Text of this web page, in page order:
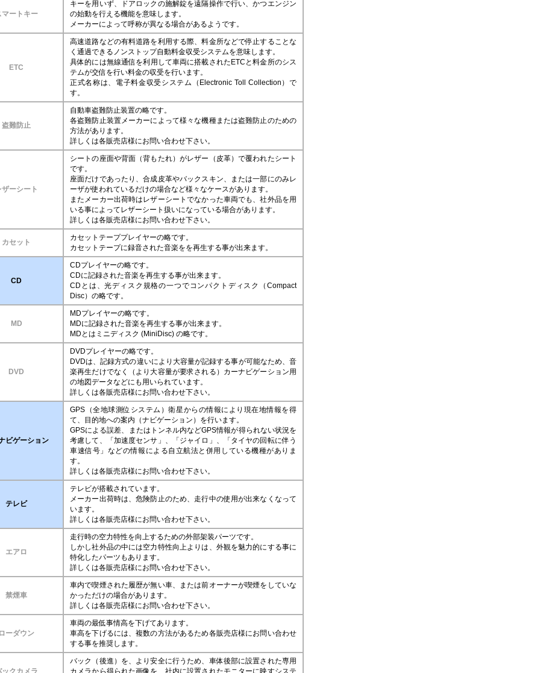
マートキー
キーを用いず、ドアロックの施解錠を遠隔操作で行い、かつエンジン
の始動を行える機能を意味します。
メーカーによって呼称が異なる場合があるようです。
ETC
高速道路などの有料道路を利用する際、料金所などで停止することな
く通過できるノンストップ自動料金収受システムを意味します。
具体的には無線通信を利用して車両に搭載されたETCと料金所のシス
テムが交信を行い料金の収受を行います。
正式名称は、電子料金収受システム（Electronic Toll Collection）で
す。
盗難防止
自動車盗難防止装置の略です。
各盗難防止装置メーカーによって様々な機種または盗難防止のための
方法があります。
詳しくは各販売店様にお問い合わせ下さい。
ザーシート
シートの座面や背面（背もたれ）がレザー（皮革）で覆われたシート
です。
座面だけであったり、合成皮革やバックスキン、または一部にのみレ
ーザが使われているだけの場合など様々なケースがあります。
またメーカー出荷時はレザーシートでなかった車両でも、社外品を用
いる事によってレザーシート扱いになっている場合があります。
詳しくは各販売店様にお問い合わせ下さい。
カセット
カセットテーププレイヤーの略です。
カセットテープに録音された音楽をを再生する事が出来ます。
CD
CDプレイヤーの略です。
CDに記録された音楽を再生する事が出来ます。
CDとは、光ディスク規格の一つでコンパクトディスク（Compact
Disc）の略です。
MD
MDプレイヤーの略です。
MDに記録された音楽を再生する事が出来ます。
MDとはミニディスク (MiniDisc) の略です。
DVD
DVDプレイヤーの略です。
DVDは、記録方式の違いにより大容量が記録する事が可能なため、音
楽再生だけでなく（より大容量が要求される）カーナビゲーション用
の地図データなどにも用いられています。
詳しくは各販売店様にお問い合わせ下さい。
ビゲーション
GPS（全地球測位システム）衛星からの情報により現在地情報を得
て、目的地への案内（ナビゲーション）を行います。
GPSによる誤差、またはトンネル内などGPS情報が得られない状況を
考慮して、「加速度センサ」、「ジャイロ」、「タイヤの回転に伴う
車速信号」などの情報による自立航法と併用している機種がありま
す。
詳しくは各販売店様にお問い合わせ下さい。
テレビ
テレビが搭載されています。
メーカー出荷時は、危険防止のため、走行中の使用が出来なくなって
います。
詳しくは各販売店様にお問い合わせ下さい。
エアロ
走行時の空力特性を向上するための外部架装パーツです。
しかし社外品の中には空力特性向上よりは、外観を魅力的にする事に
特化したパーツもあります。
詳しくは各販売店様にお問い合わせ下さい。
禁煙車
車内で喫煙された履歴が無い車、または前オーナーが喫煙をしていな
かっただけの場合があります。
詳しくは各販売店様にお問い合わせ下さい。
ーダウン
車両の最低事情高を下げてあります。
車高を下げるには、複数の方法があるため各販売店様にお問い合わせ
する事を推奨します。
ックカメラ
バック（後進）を、より安全に行うため、車体後部に設置された専用
カメラから得られた画像を、社内に設置されたモニターに映すシステ